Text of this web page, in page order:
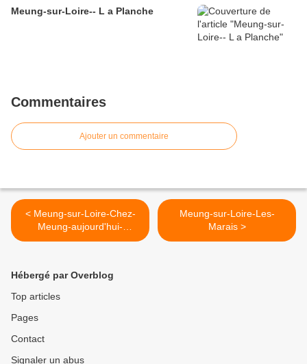
Meung-sur-Loire-- L a Planche
Commentaires
Ajouter un commentaire
< Meung-sur-Loire-Chez-
Meung-aujourd'hui-
maman...
Meung-sur-Loire-Les-
Marais >
Hébergé par Overblog
Top articles
Pages
Contact
Signaler un abus